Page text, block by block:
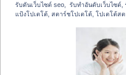
รับดันเว็บไซต์ seo,  รับทำอันดับเว็บไซต์
แป้งโปเตโต้, สตาร์ชโปเตโต้, โปเตโต้ส